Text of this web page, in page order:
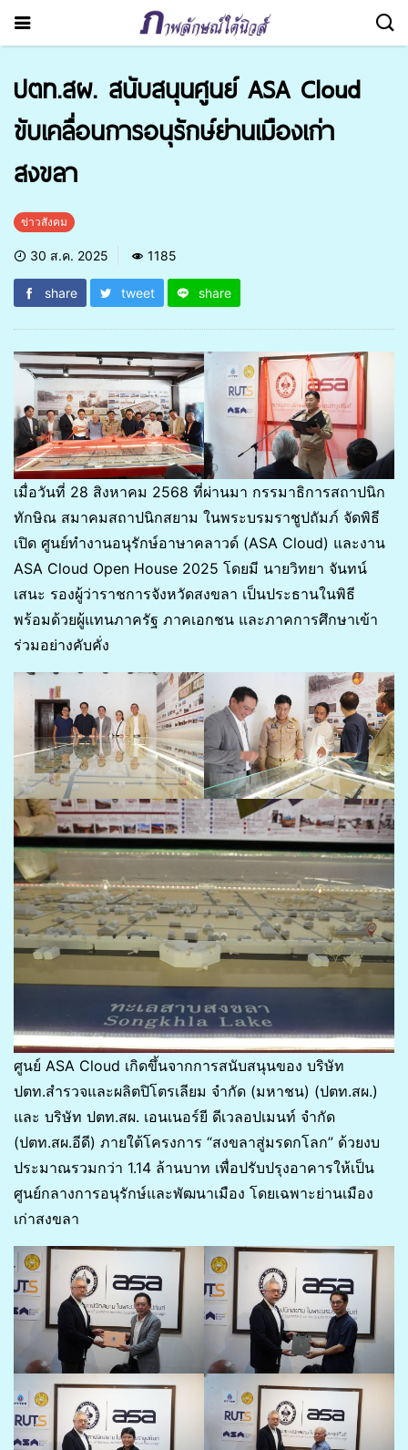
ปตท.สผ. สนับสนุนศูนย์ ASA Cloud
ขับเคลื่อนการอนุรักษ์ย่านเมืองเก่า
สงขลา
ข่าวสังคม
30 ส.ค. 2025 1185
share tweet share
เมื่อวันที่ 28 สิงหาคม 2568 ที่ผ่านมา กรรมาธิการสถาปนิก
ทักษิณ สมาคมสถาปนิกสยาม ในพระบรมราชูปถัมภ์ จัดพิธี
เปิด ศูนย์ทำงานอนุรักษ์อาษาคลาวด์ (ASA Cloud) และงาน
ASA Cloud Open House 2025 โดยมี นายวิทยา จันทน์
เสนะ รองผู้ว่าราชการจังหวัดสงขลา เป็นประธานในพิธี
พร้อมด้วยผู้แทนภาครัฐ ภาคเอกชน และภาคการศึกษาเข้า
ร่วมอย่างคับคั่ง
ศูนย์ ASA Cloud เกิดขึ้นจากการสนับสนุนของ บริษัท
ปตท.สำรวจและผลิตปิโตรเลียม จำกัด (มหาชน) (ปตท.สผ.)
และ บริษัท ปตท.สผ. เอนเนอร์ยี ดีเวลอปเมนท์ จำกัด
(ปตท.สผ.อีดี) ภายใต้โครงการ “สงขลาสู่มรดกโลก” ด้วยงบ
ประมาณรวมกว่า 1.14 ล้านบาท เพื่อปรับปรุงอาคารให้เป็น
ศูนย์กลางการอนุรักษ์และพัฒนาเมือง โดยเฉพาะย่านเมือง
เก่าสงขลา